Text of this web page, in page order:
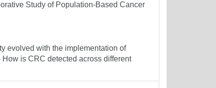
Study of Population-Based Cancer
evolved with the implementation of
is CRC detected across different